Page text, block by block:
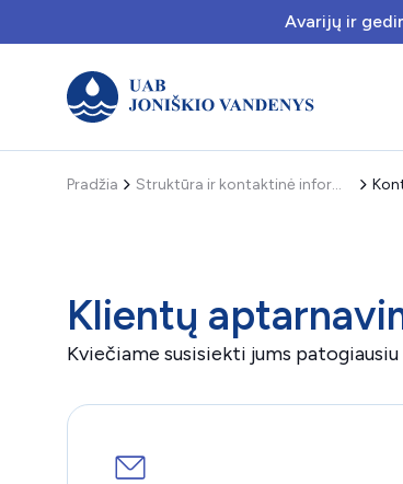
Avarijų ir
Pradžia Struktūra ir kontaktinė informacija
Klientų
Kviečiame susisiekti jums patogiausiu